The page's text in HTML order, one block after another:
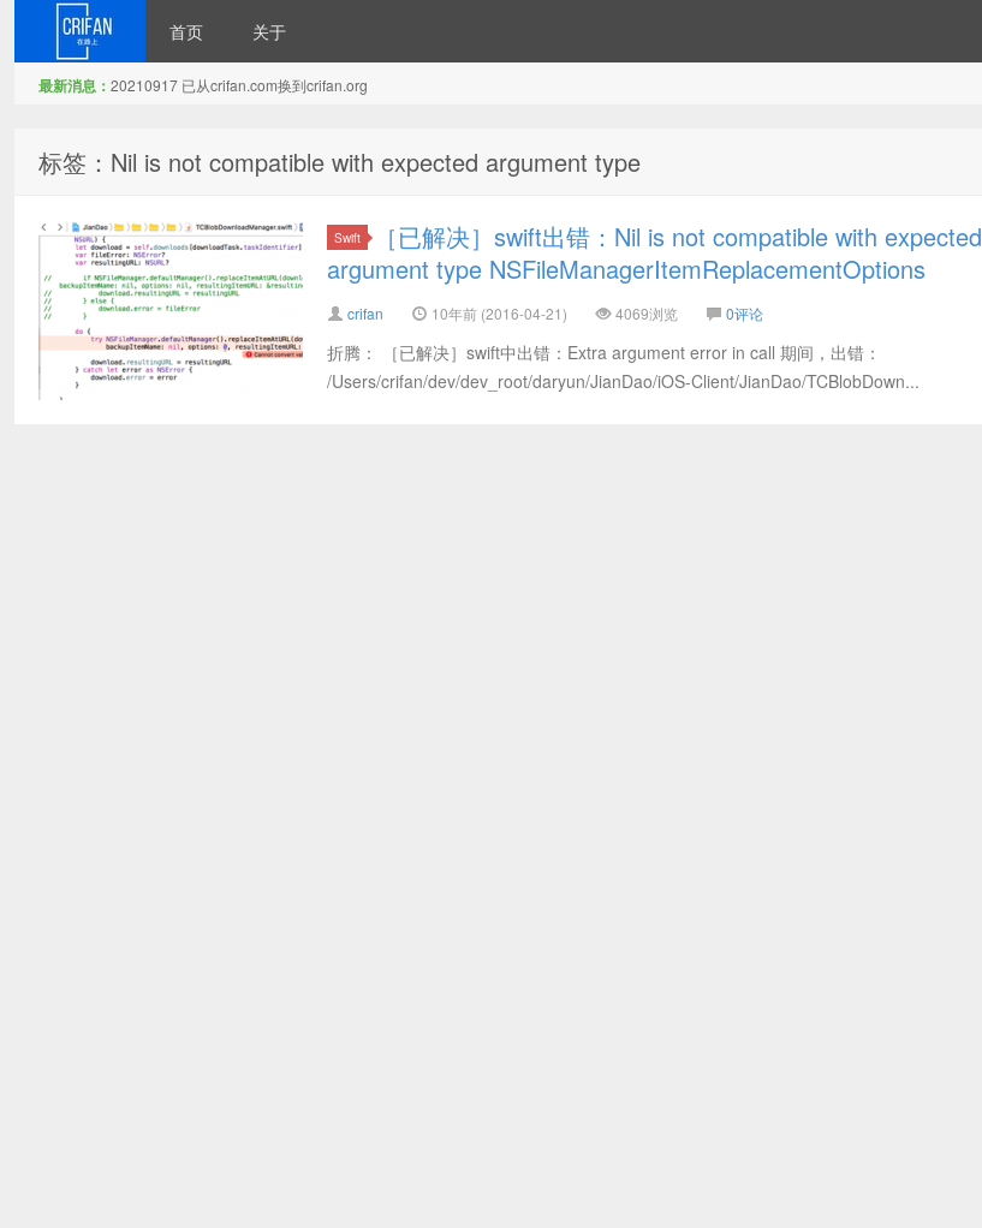
首页 关于
最新消息： 20210917 已从crifan.com换到crifan.org
标签：Nil is not compatible with expected argument type
Swift
［已解决］swift出错：Nil is not compatible with expected
argument type NSFileManagerItemReplacementOptions
crifan 10年前 (2016-04-21) 4069浏览 0评论
折腾： ［已解决］swift中出错：Extra argument error in call 期间，出错：
/Users/crifan/dev/dev_root/daryun/JianDao/iOS-Client/JianDao/TCBlobDown...